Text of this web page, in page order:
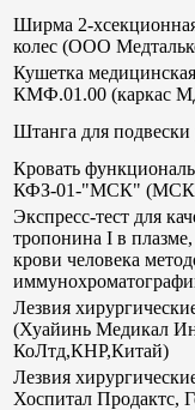
Ширма 2-
колес (ООО
Кушетка
КМФ.01.00 (каркас
Штанга для
Кровать
КФЗ-01-"МСК"
Экспресс-тест для
тропонина I в
крови человека
Лезвия
(Хуайинь Медикал
КоЛтд,КНР,Китай)
Лезвия
Хоспитал Продактс,